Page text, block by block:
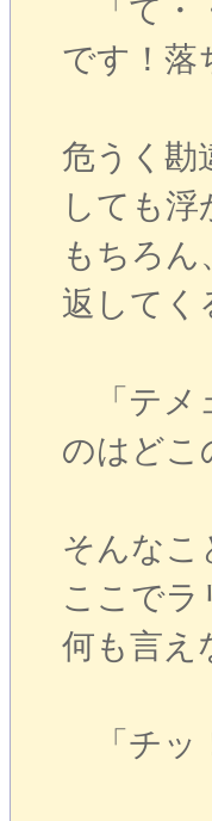
「て・
です！落
危うく勘
しても浮
もちろ
返してく
「テメ
のはどこ
そんなこ
ここでラ
何も言え
「チッ